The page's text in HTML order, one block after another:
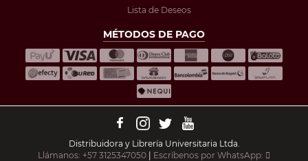
Lista de Deseos
MÉTODOS DE PAGO
Distribuidora y Librería Universitaria Ltda.
Llámanos: +57 3125347050 | Escríbenos por WhatsApp: